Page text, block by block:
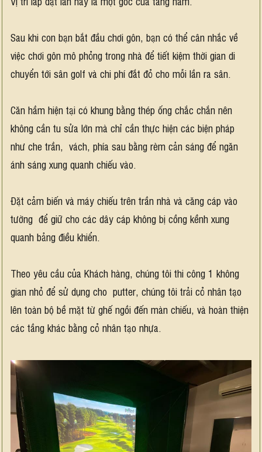
Sau khi con bạn bắt đầu chơi gôn, bạn có thể cân nhắc về
việc chơi gôn mô phỏng trong nhà để tiết kiệm thời gian di
chuyển tới sân golf và chi phí đắt đỏ cho mỗi lần ra sân.
Căn hầm hiện tại có khung bằng thép ống chắc chắn nên
không cần tu sửa lớn mà chỉ cần thực hiện các biện pháp
như che trần, vách, phía sau bằng rèm cản sáng để ngăn
ánh sáng xung quanh chiếu vào.
Đặt cảm biến và máy chiếu trên trần nhà và căng cáp vào
tường để giữ cho các dây cáp không bị cồng kềnh xung
quanh bảng điều khiển.
Theo yêu cầu của Khách hàng, chúng tôi thi công 1 không
gian nhỏ để sử dụng cho putter, chúng tôi trải cỏ nhân tạo
lên toàn bộ bề mặt từ ghế ngồi đến màn chiếu, và hoàn thiện
các tầng khác bằng cỏ nhân tạo nhựa.